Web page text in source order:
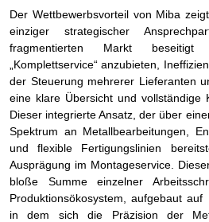
Der Wettbewerbsvorteil von Miba
einziger strategischer
fragmentierten Markt
„Komplettservice“ anzubieten,
der Steuerung mehrerer Lieferanten
eine klare Übersicht und vollständige
Dieser integrierte Ansatz, der über
Spektrum an Metallbearbeitungen,
und flexible Fertigungslinien
Ausprägung im Montageservice.
bloße Summe einzelner
Produktionsökosystem, aufgebaut
in dem sich die Präzision der